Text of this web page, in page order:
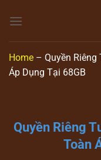
Home – Quyền Riêng
Áp Dụng Tại 68GB
Quyền Riêng
Toàn